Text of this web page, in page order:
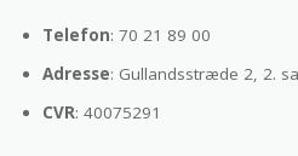
Telefon: 70 21 89 00
Adresse: Gullandsstræde 2, 2.
CVR: 40075291